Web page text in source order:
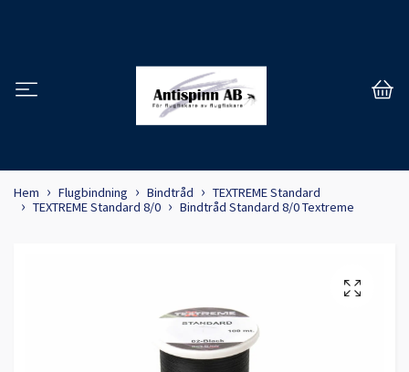
Hem Flugbindning Bindtråd
TEXTREME Standard
TEXTREME Standard 8/0
Bindtråd Standard 8/0 Textreme